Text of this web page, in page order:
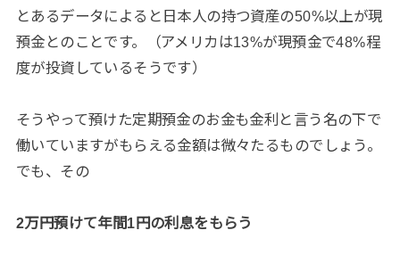
とあるデータによると日本人の持つ資産の50%以上が現
預金とのことです。（アメリカは13%が現預金で48%程
度が投資しているそうです）
そうやって預けた定期預金のお金も金利と言う名の下で
働いていますがもらえる金額は微々たるものでしょう。
でも、その
2万円預けて年間1円の利息をもらう